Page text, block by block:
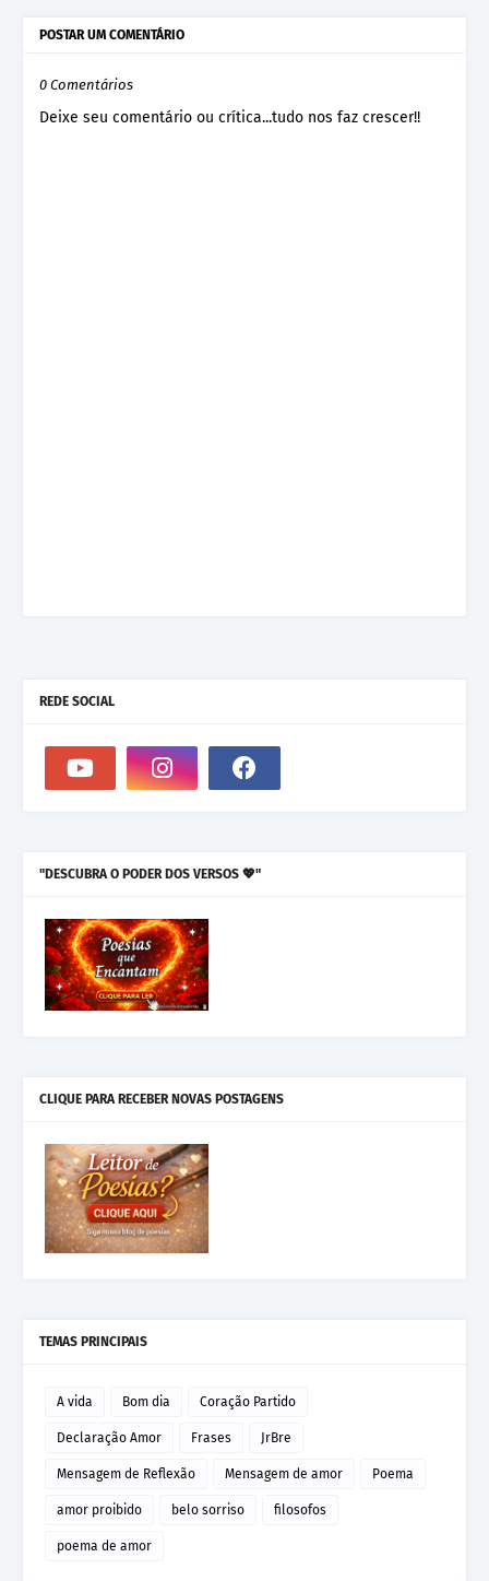
POSTAR UM COMENTÁRIO
0 Comentários
Deixe seu comentário ou crítica...tudo nos faz crescer!!
REDE SOCIAL
"DESCUBRA O PODER DOS VERSOS 💖"
CLIQUE PARA RECEBER NOVAS POSTAGENS
TEMAS PRINCIPAIS
A vida Bom dia Coração Partido
Declaração Amor Frases JrBre
Mensagem de Reflexão Mensagem de amor Poema
amor proibido belo sorriso filosofos
poema de amor